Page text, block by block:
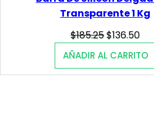
Transparente 1 Kg
$185.25Original
price
was:
$185.25.
$136.50
is:
AÑADIR AL CARRITO